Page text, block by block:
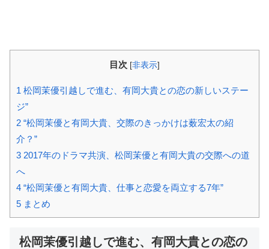
目次 [非表示]
1 松岡茉優引越しで進む、有岡大貴との恋の新しいステー
ジ”
2 “松岡茉優と有岡大貴、交際のきっかけは薮宏太の紹
介？”
3 2017年のドラマ共演、松岡茉優と有岡大貴の交際への道
へ
4 “松岡茉優と有岡大貴、仕事と恋愛を両立する7年”
5 まとめ
松岡茉優引越しで進む、有岡大貴との恋の